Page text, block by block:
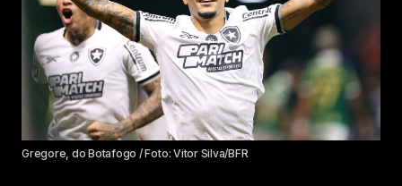
Gregore, do Botafogo / Foto: Vitor Silva/BFR